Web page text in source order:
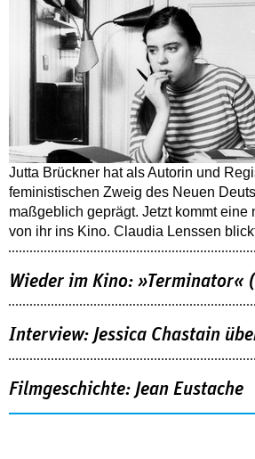
Jutta Brückner hat als Autorin und
feministischen Zweig des Neuen
maßgeblich geprägt. Jetzt kommt eine
von ihr ins Kino. Claudia Lenssen
Wieder im Kino: »Terminator«
Interview: Jessica Chastain
Filmgeschichte: Jean Eustache